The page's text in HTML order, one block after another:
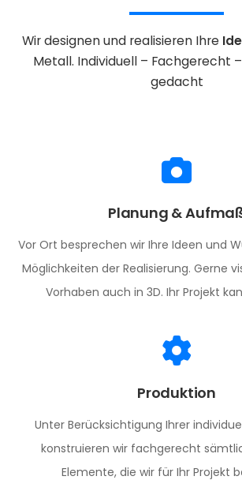
Wir designen und realisieren Ihre
Metall. Individuell – Fachgerecht
gedacht
Planung &
Vor Ort besprechen wir Ihre Ideen und
Möglichkeiten der Realisierung. Gerne
Vorhaben auch in 3D. Ihr Projekt
Produktion
Unter Berücksichtigung Ihrer
konstruieren wir fachgerecht
Elemente, die wir für Ihr Projekt